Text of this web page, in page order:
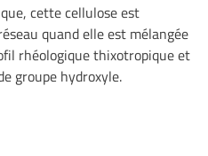
cette cellulose est
quand elle est mélangée
rhéologique thixotropique et
groupe hydroxyle.